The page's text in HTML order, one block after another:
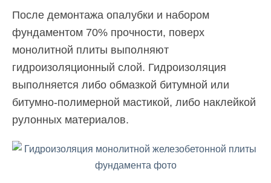
После демонтажа опалубки и набором
фундаментом 70% прочности, поверх
монолитной плиты выполняют
гидроизоляционный слой. Гидроизоляция
выполняется либо обмазкой битумной или
битумно-полимерной мастикой, либо наклейкой
рулонных материалов.